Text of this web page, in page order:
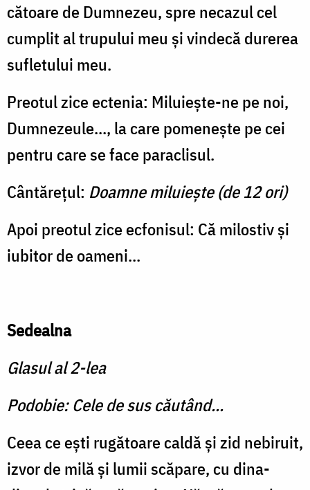
cătoare de Dumnezeu, spre necazul cel
cum­plit al trupului meu și vindecă durerea
sufle­tu­lui meu.
Preotul zice ectenia: Miluiește-ne pe noi,
Dumne­zeule..., la care pomenește pe cei
pentru care se face paraclisul.
Cântărețul: Doamne miluiește (de 12 ori)
Apoi preotul zice ecfonisul: Că milostiv și
iubitor de oameni...
Sedealna
Glasul al 2-lea
Podobie: Cele de sus căutând...
Ceea ce ești rugătoare caldă și zid nebi­ruit,
izvor de milă și lumii scăpare, cu dina­